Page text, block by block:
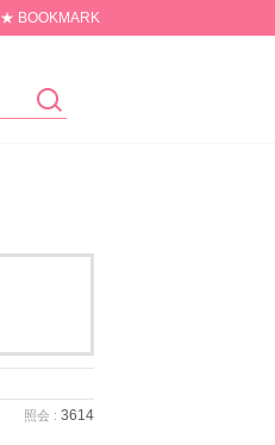
★ BOOKMARK
照会 : 3614